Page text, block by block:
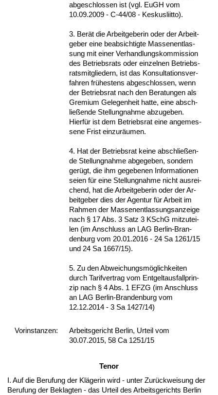
ab­ge­schlos­sen ist (vgl. EuGH vom
10.09.2009 - C-44/08 - Kes­kus­liit­to).
3. Berät die Ar­beit­ge­be­rin oder der Ar­beit­
ge­ber ei­ne be­ab­sich­tig­te Mas­sen­ent­las­
sung mit ei­ner Ver­hand­lungs­kom­mis­si­on
des Be­triebs­rats oder ein­zel­nen Be­triebs­
rats­mit­glie­dern, ist das Kon­sul­ta­ti­ons­ver­
fah­ren frühes­tens ab­ge­schlos­sen, wenn
der Be­triebs­rat nach den Be­ra­tun­gen als
Gre­mi­um Ge­le­gen­heit hat­te, ei­ne ab­sch­
ließen­de Stel­lung­nah­me ab­zu­ge­ben.
Hierfür ist dem Be­triebs­rat ei­ne an­ge­mes­
se­ne Frist ein­zuräum­en.
4. Hat der Be­triebs­rat kei­ne ab­sch­ließen­
de Stel­lung­nah­me ab­ge­ge­ben, son­dern
gerügt, die ihm ge­ge­be­nen In­for­ma­tio­nen
sei­en für ei­ne Stel­lung­nah­me nicht aus­rei­
chend, hat die Ar­beit­ge­be­rin oder der Ar­
beit­ge­ber dies der Agen­tur für Ar­beit im
Rah­men der Mas­sen­ent­las­sungs­an­zei­ge
nach § 17 Abs. 3 Satz 3 KSchG mit­zu­tei­
len (im An­schluss an LAG Ber­lin-Bran­
den­burg vom 20.01.2016 - 24 Sa 1261/15
und 24 Sa 1667/15).
5. Zu den Ab­wei­chungsmöglich­kei­ten
durch Ta­rif­ver­trag vom Ent­gel­t­aus­fall­prin­
zip nach § 4 Abs. 1 EFZG (im An­schluss
an LAG Ber­lin-Bran­den­burg vom
12.12.2014 - 3 Sa 1427/14)
Vor­ins­tan­zen:
Arbeitsgericht Berlin, Urteil vom
30.07.2015, 58 Ca 1251/15
Te­nor
I. Auf die Be­ru­fung der Kläge­rin wird - un­ter Zurück­wei­sung der
Be­ru­fung der Be­klag­ten - das Ur­teil des Ar­beits­ge­richts Ber­lin